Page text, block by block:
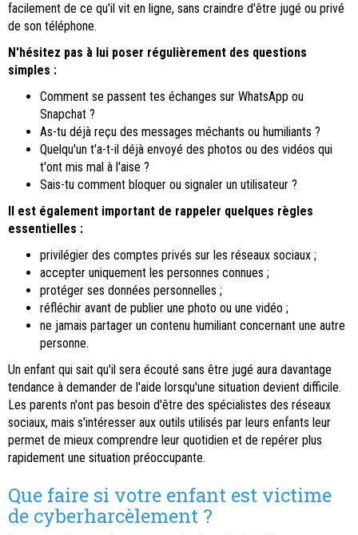
facilement de ce qu'il vit en ligne, sans craindre d'être jugé ou privé
de son téléphone.
N'hésitez pas à lui poser régulièrement des questions
simples :
Comment se passent tes échanges sur WhatsApp ou
Snapchat ?
As-tu déjà reçu des messages méchants ou humiliants ?
Quelqu'un t'a-t-il déjà envoyé des photos ou des vidéos qui
t'ont mis mal à l'aise ?
Sais-tu comment bloquer ou signaler un utilisateur ?
Il est également important de rappeler quelques règles
essentielles :
privilégier des comptes privés sur les réseaux sociaux ;
accepter uniquement les personnes connues ;
protéger ses données personnelles ;
réfléchir avant de publier une photo ou une vidéo ;
ne jamais partager un contenu humiliant concernant une autre
personne.
Un enfant qui sait qu'il sera écouté sans être jugé aura davantage
tendance à demander de l'aide lorsqu'une situation devient difficile.
Les parents n'ont pas besoin d'être des spécialistes des réseaux
sociaux, mais s'intéresser aux outils utilisés par leurs enfants leur
permet de mieux comprendre leur quotidien et de repérer plus
rapidement une situation préoccupante.
Que faire si votre enfant est victime
de cyberharcèlement ?